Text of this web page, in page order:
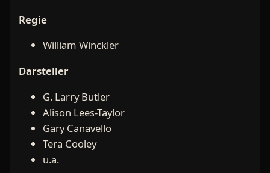
Regie
William Winckler
Darsteller
G. Larry Butler
Alison Lees-Taylor
Gary Canavello
Tera Cooley
u.a.